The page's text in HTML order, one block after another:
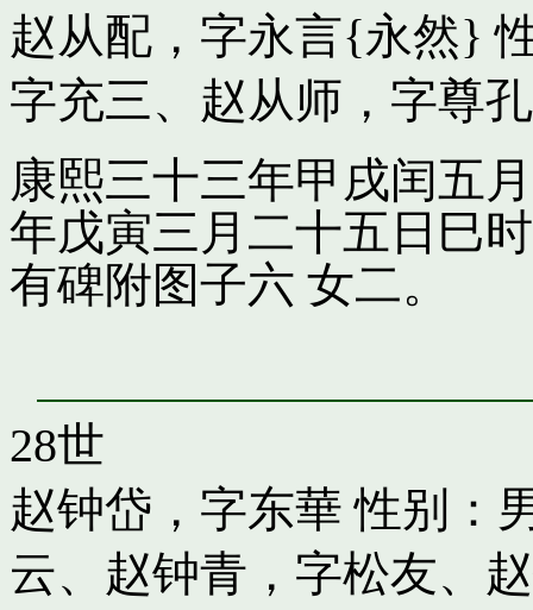
赵从配，字永言{永然}
字充三、 赵从师，字尊孔
康熙三十三年甲戌闰五
年戊寅三月二十五日巳
有碑附图子六 女二。
28世
赵钟岱，字东華 性别：
云、 赵钟青，字松友、